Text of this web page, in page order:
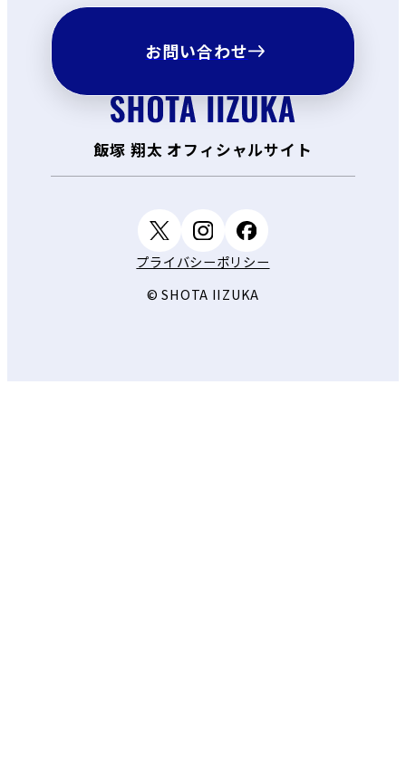
飯塚 翔太 オフィシャルサイト
お問い合わせ
プライバシーポリシー
© SHOTA IIZUKA